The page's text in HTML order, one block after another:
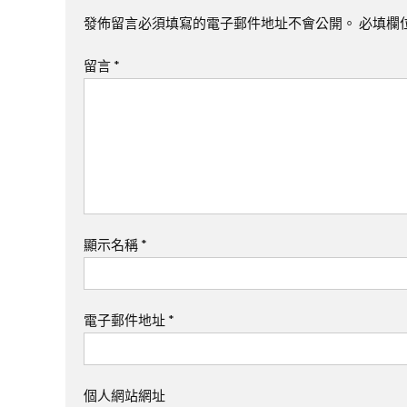
發佈留言必須填寫的電子郵件地址不會公開。 必填欄
留言 *
顯示名稱 *
電子郵件地址 *
個人網站網址